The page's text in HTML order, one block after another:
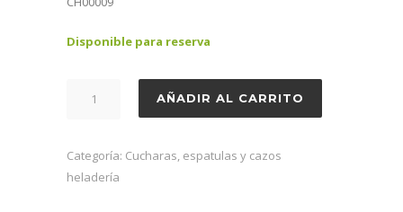
Disponible para reserva
de
60
AÑADIR AL CARRITO
Categoría: Cucharas, espatulas y cazos
heladería